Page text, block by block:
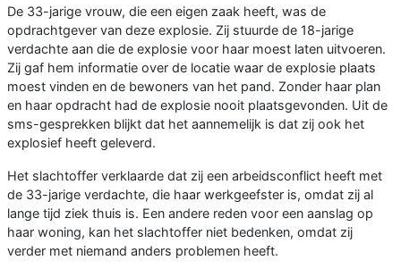
De 33-jarige vrouw, die een eigen zaak heeft, was de
opdrachtgever van deze explosie. Zij stuurde de 18-jarige
verdachte aan die de explosie voor haar moest laten uitvoeren.
Zij gaf hem informatie over de locatie waar de explosie plaats
moest vinden en de bewoners van het pand. Zonder haar plan
en haar opdracht had de explosie nooit plaatsgevonden. Uit de
sms-gesprekken blijkt dat het aannemelijk is dat zij ook het
explosief heeft geleverd.
Het slachtoffer verklaarde dat zij een arbeidsconflict heeft met
de 33-jarige verdachte, die haar werkgeefster is, omdat zij al
lange tijd ziek thuis is. Een andere reden voor een aanslag op
haar woning, kan het slachtoffer niet bedenken, omdat zij
verder met niemand anders problemen heeft.